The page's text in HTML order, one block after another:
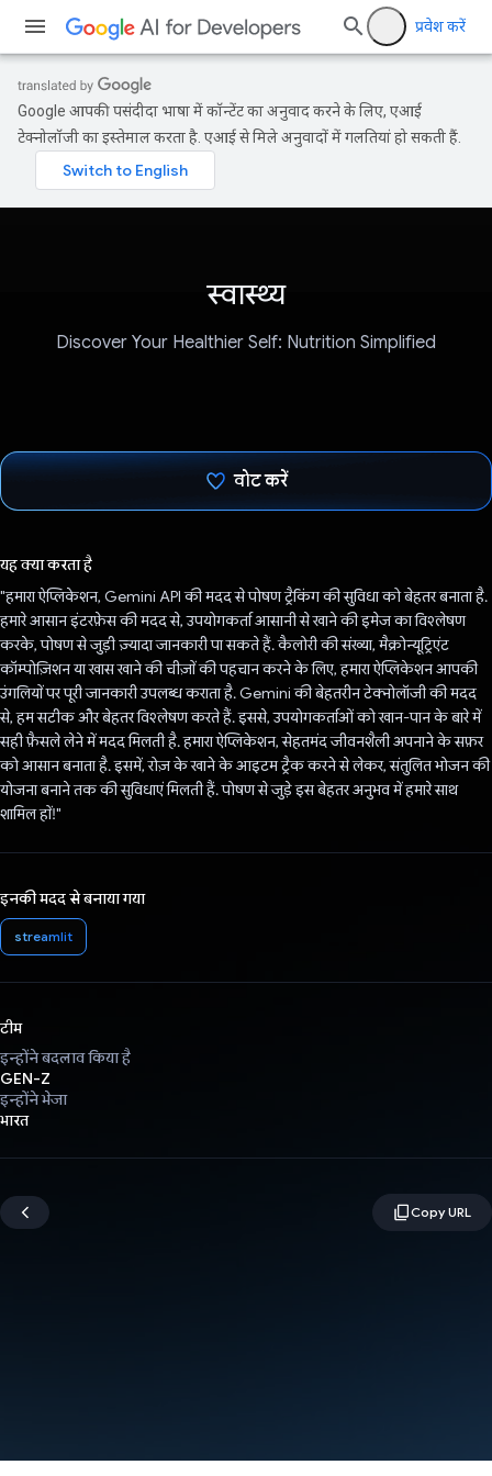
प्रवेश करें
Google आपकी पसंदीदा भाषा में कॉन्टेंट का अनुवाद करने के लिए, एआई
टेक्नोलॉजी का इस्तेमाल करता है. एआई से मिले अनुवादों में गलतियां हो सकती हैं.
स्वास्थ्य
Discover Your Healthier Self: Nutrition Simplified
वोट करें
यह क्या करता है
"हमारा ऐप्लिकेशन, Gemini API की मदद से पोषण ट्रैकिंग की सुविधा को बेहतर बनाता है.
हमारे आसान इंटरफ़ेस की मदद से, उपयोगकर्ता आसानी से खाने की इमेज का विश्लेषण
करके, पोषण से जुड़ी ज़्यादा जानकारी पा सकते हैं. कैलोरी की संख्या, मैक्रोन्यूट्रिएंट
कॉम्पोज़िशन या खास खाने की चीज़ों की पहचान करने के लिए, हमारा ऐप्लिकेशन आपकी
उंगलियों पर पूरी जानकारी उपलब्ध कराता है. Gemini की बेहतरीन टेक्नोलॉजी की मदद
से, हम सटीक और बेहतर विश्लेषण करते हैं. इससे, उपयोगकर्ताओं को खान-पान के बारे में
सही फ़ैसले लेने में मदद मिलती है. हमारा ऐप्लिकेशन, सेहतमंद जीवनशैली अपनाने के सफ़र
को आसान बनाता है. इसमें, रोज़ के खाने के आइटम ट्रैक करने से लेकर, संतुलित भोजन की
योजना बनाने तक की सुविधाएं मिलती हैं. पोषण से जुड़े इस बेहतर अनुभव में हमारे साथ
शामिल हों!"
इनकी मदद से बनाया गया
streamlit
टीम
इन्होंने बदलाव किया है
GEN-Z
इन्होंने भेजा
भारत